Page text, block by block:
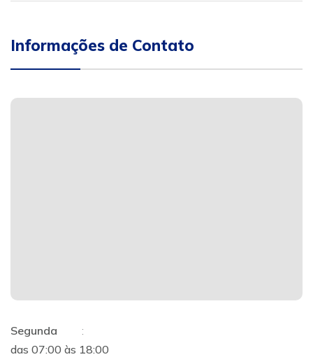
Informações de Contato
Segunda
:
das 07:00 às 18:00